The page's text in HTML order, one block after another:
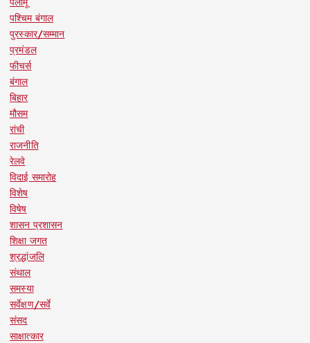
पश्चिम बंगाल
पुरस्कार/सम्मान
प्रमंडल
फीचर्स
बंगाल
बिहार
मौसम
रांची
राजनीति
रेलवे
विदाई समारोह
विशेष
विषेष
शासन प्रशासन
शिक्षा जगत
श्रद्धांजलि
संथाल
समस्या
सर्वेक्षण/सर्वे
संसद
साक्षात्कार